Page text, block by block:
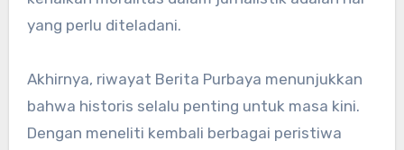
yang perlu diteladani.
Akhirnya, riwayat Berita Purbaya menunjukkan
bahwa historis selalu penting untuk masa kini.
Dengan meneliti kembali berbagai peristiwa